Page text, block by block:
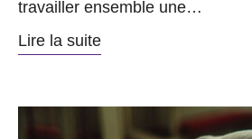
travailler ensemble une…
Lire la suite